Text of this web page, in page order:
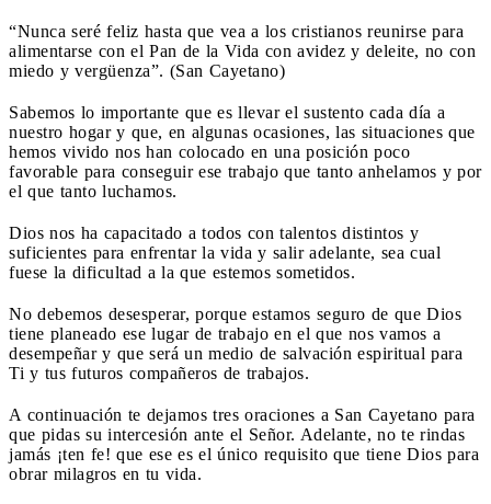
“Nunca seré feliz hasta que vea a los cristianos reunirse para
alimentarse con el Pan de la Vida con avidez y deleite, no con
miedo y vergüenza”. (San Cayetano)
Sabemos lo importante que es llevar el sustento cada día a
nuestro hogar y que, en algunas ocasiones, las situaciones que
hemos vivido nos han colocado en una posición poco
favorable para conseguir ese trabajo que tanto anhelamos y por
el que tanto luchamos.
Dios nos ha capacitado a todos con talentos distintos y
suficientes para enfrentar la vida y salir adelante, sea cual
fuese la dificultad a la que estemos sometidos.
No debemos desesperar, porque estamos seguro de que Dios
tiene planeado ese lugar de trabajo en el que nos vamos a
desempeñar y que será un medio de salvación espiritual para
Ti y tus futuros compañeros de trabajos.
A continuación te dejamos tres oraciones a San Cayetano para
que pidas su intercesión ante el Señor. Adelante, no te rindas
jamás ¡ten fe! que ese es el único requisito que tiene Dios para
obrar milagros en tu vida.